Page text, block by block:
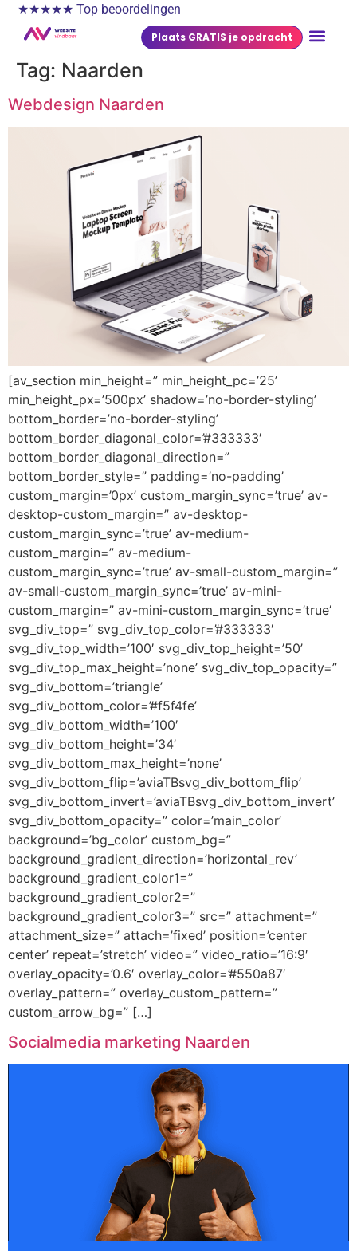
★★★★★ Top beoordelingen
Plaats GRATIS je opdracht
Tag: Naarden
Webdesign Naarden
[av_section min_height=” min_height_pc=’25’
min_height_px=’500px’ shadow=’no-border-styling’
bottom_border=’no-border-styling’
bottom_border_diagonal_color=’#333333′
bottom_border_diagonal_direction=”
bottom_border_style=” padding=’no-padding’
custom_margin=’0px’ custom_margin_sync=’true’ av-
desktop-custom_margin=” av-desktop-
custom_margin_sync=’true’ av-medium-
custom_margin=” av-medium-
custom_margin_sync=’true’ av-small-custom_margin=”
av-small-custom_margin_sync=’true’ av-mini-
custom_margin=” av-mini-custom_margin_sync=’true’
svg_div_top=” svg_div_top_color=’#333333′
svg_div_top_width=’100′ svg_div_top_height=’50’
svg_div_top_max_height=’none’ svg_div_top_opacity=”
svg_div_bottom=’triangle’
svg_div_bottom_color=’#f5f4fe’
svg_div_bottom_width=’100′
svg_div_bottom_height=’34’
svg_div_bottom_max_height=’none’
svg_div_bottom_flip=’aviaTBsvg_div_bottom_flip’
svg_div_bottom_invert=’aviaTBsvg_div_bottom_invert’
svg_div_bottom_opacity=” color=’main_color’
background=’bg_color’ custom_bg=”
background_gradient_direction=’horizontal_rev’
background_gradient_color1=”
background_gradient_color2=”
background_gradient_color3=” src=” attachment=”
attachment_size=” attach=’fixed’ position=’center
center’ repeat=’stretch’ video=” video_ratio=’16:9′
overlay_opacity=’0.6′ overlay_color=’#550a87′
overlay_pattern=” overlay_custom_pattern=”
custom_arrow_bg=” […]
Socialmedia marketing Naarden